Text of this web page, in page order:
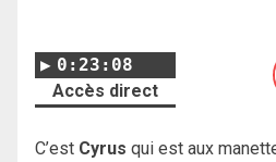
0:23:08
Accès direct
C’est Cyrus qui est aux